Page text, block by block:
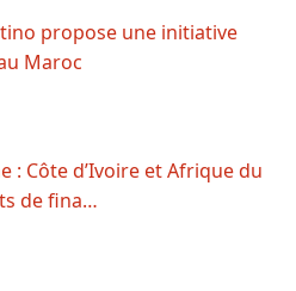
propose une initiative
Maroc
: Côte d’Ivoire et Afrique du
de fina…